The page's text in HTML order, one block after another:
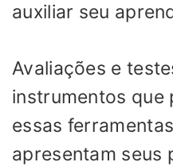
auxiliar seu
Avaliações e
instrumentos que
essas
apresentam seus